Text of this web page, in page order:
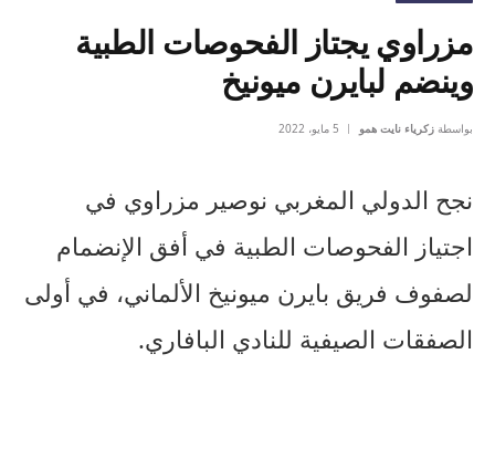
مزراوي يجتاز الفحوصات الطبية
وينضم لبايرن ميونيخ
بواسطة زكرياء نايت همو 5 مايو، 2022
نجح الدولي المغربي نوصير مزراوي في
اجتياز الفحوصات الطبية في أفق الإنضمام
لصفوف فريق بايرن ميونيخ الألماني، في أولى
الصفقات الصيفية للنادي البافاري.